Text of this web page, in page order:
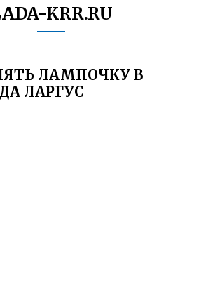
KRR.RU
ЛАМПОЧКУ В
ЛАРГУС